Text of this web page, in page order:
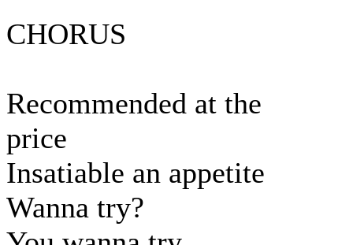
CHORUS
Recommended at the
price
Insatiable an appetite
Wanna try?